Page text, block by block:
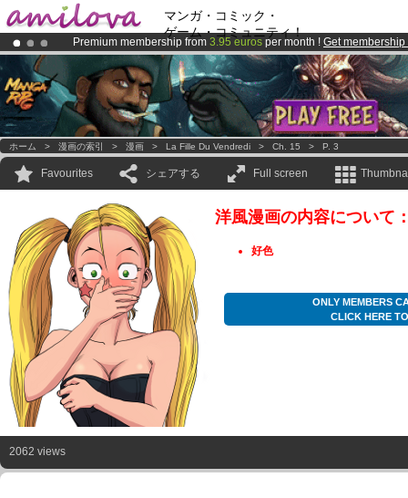
マンガ・コミック・
ゲーム・コミュニティ！
Premium membership from 3.95 euros per month ! Get membership
Already 100000membersand 1000comics & mangas!.
AmilovaKickstarter is now LIVE!.
ホーム > 漫画の索引 > 漫画 > La Fille Du Vendredi > Ch. 15 > P. 3
Favourites シェアする Full screen
洋風漫画の内容について
好色
ONLY MEMBERS
CLICK HERE
2062 views